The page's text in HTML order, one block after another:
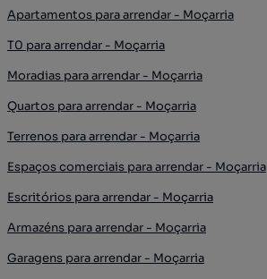
Apartamentos para arrendar - Moçarria
T0 para arrendar - Moçarria
Moradias para arrendar - Moçarria
Quartos para arrendar - Moçarria
Terrenos para arrendar - Moçarria
Espaços comerciais para arrendar - Moçarria
Escritórios para arrendar - Moçarria
Armazéns para arrendar - Moçarria
Garagens para arrendar - Moçarria